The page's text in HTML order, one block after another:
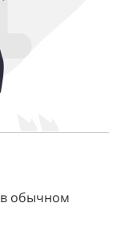
в обычном